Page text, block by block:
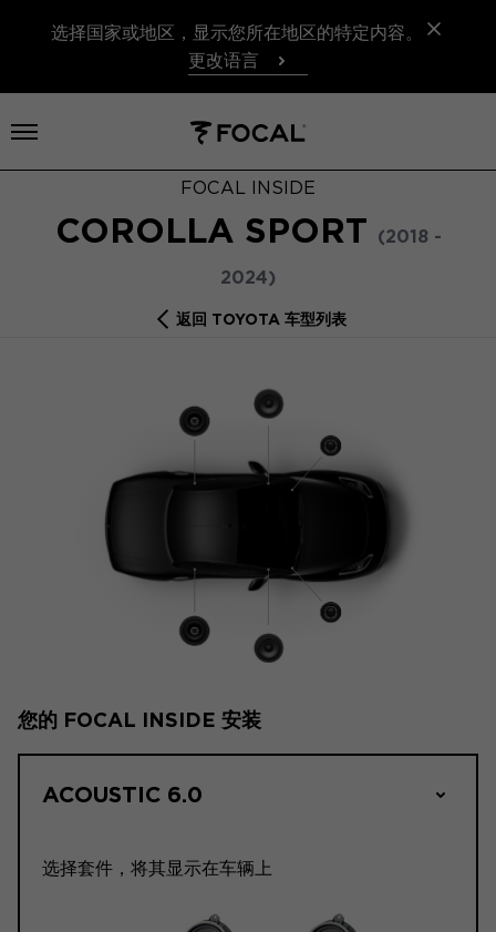
选择国家或地区，显示您所在地区的特定内容。
更改语言
打开菜单
FOCAL INSIDE
COROLLA SPORT (2018 -
2024)
返回 TOYOTA 车型列表
您的 FOCAL INSIDE 安装
ACOUSTIC 6.0
选择套件，将其显示在车辆上